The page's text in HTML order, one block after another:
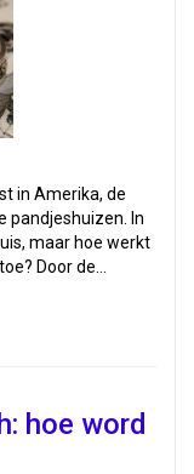
in Amerika, de
pandjeshuizen. In
maar hoe werkt
Door de…
hoe word